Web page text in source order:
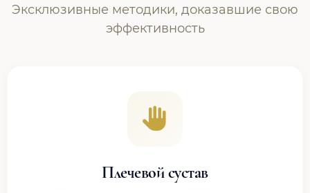
Эксклюзивные методики, доказавшие свою
эффективность
Плечевой сустав